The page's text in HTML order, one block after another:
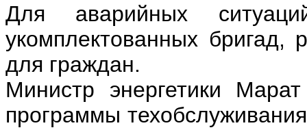
Для аварийных
укомплектованных бригад,
для граждан.
Министр энергетики
программы